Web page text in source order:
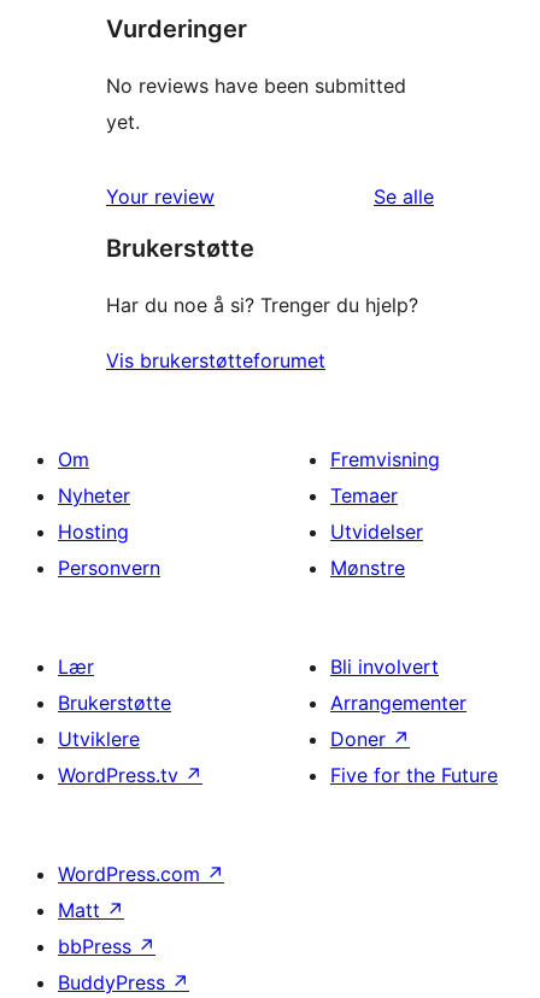
Vurderinger
No reviews have been submitted
yet.
Your review Se alleomtalene
Brukerstøtte
Har du noe å si? Trenger du hjelp?
Vis brukerstøtteforumet
Om
Nyheter
Hosting
Personvern
Fremvisning
Temaer
Utvidelser
Mønstre
Lær
Brukerstøtte
Utviklere
WordPress.tv ↗
Bli involvert
Arrangementer
Doner ↗
Five for the Future
WordPress.com ↗
Matt ↗
bbPress ↗
BuddyPress ↗